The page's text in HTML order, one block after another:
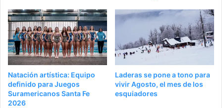
Natación artística: Equipo
definido para Juegos
Suramericanos Santa Fe
2026
Laderas se pone a tono para
vivir Agosto, el mes de los
esquiadores